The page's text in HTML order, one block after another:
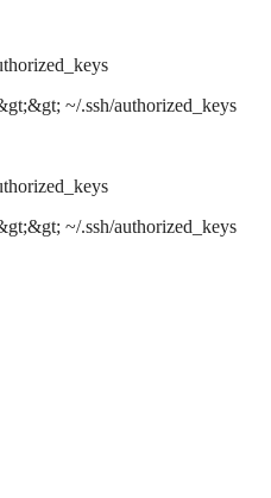
~/.ssh/authorized_keys
~/.ssh/authorized_keys